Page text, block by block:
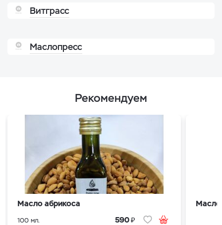
Витграсс
Маслопресс
Рекомендуем
Масло абрикоса
100 мл. 590₽
Масло